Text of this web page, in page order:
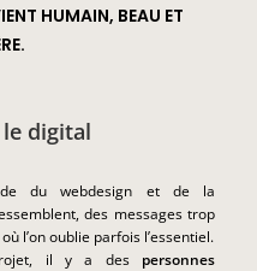
HUMAIN, BEAU ET
.
digital
du webdesign et de la
des messages trop
l’on oublie parfois l’essentiel.
il y a des personnes